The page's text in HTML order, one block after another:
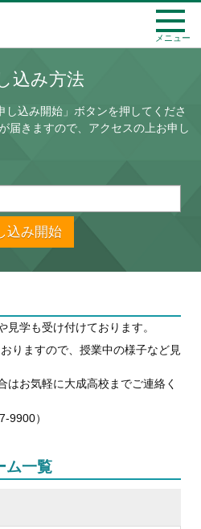
メニュー
込み方法
し込み開始」ボタンを押してくださ
届きますので、アクセスの上お申し
込み開始
学も受け付けております。
りますので、授業中の様子など見
お気軽に大成高校までご連絡く
9900）
ム一覧